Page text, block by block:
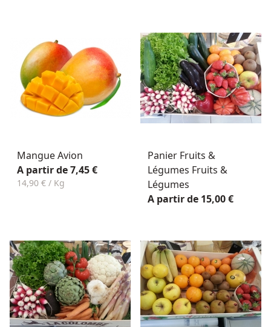
Mangue Avion
A partir de 7,45 €
14,90 € / Kg
Panier Fruits &
Légumes Fruits &
Légumes
A partir de 15,00 €